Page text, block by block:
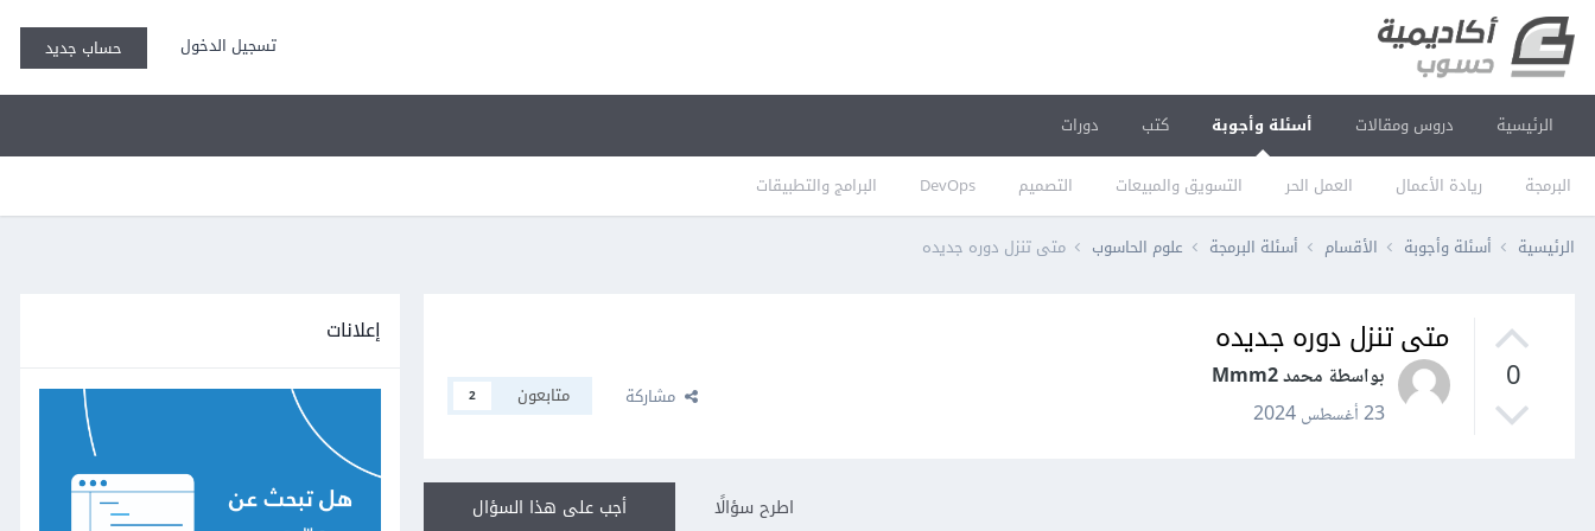
تسجيل الدخول حساب جديد
الرئيسية دروس ومقالات أسئلة وأجوبة
البرمجة ريادة الأعمال العمل الحر التسويق والمبيعات التصميم DevOps البرامج والتطبيقات
كتب دورات
الرئيسية أسئلة وأجوبة الأقسام أسئلة البرمجة علوم الحاسوب متى تنزل دوره جديده
0
متى تنزل دوره جديده
بواسطة محمد Mmm2
23 أغسطس 2024
مشاركة متابعون 2
أجب على هذا السؤال اطرح سؤالًا
إعلانات